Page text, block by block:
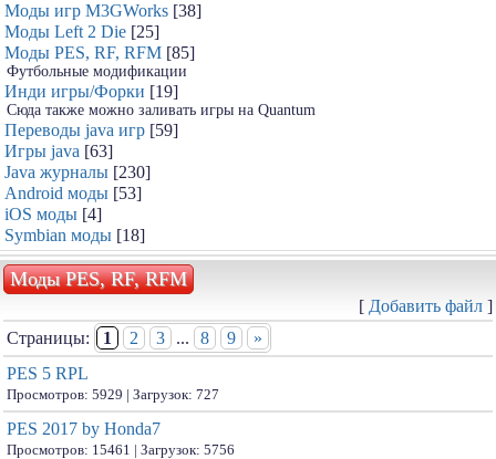
Моды игр M3GWorks [38]
Моды Left 2 Die [25]
Моды PES, RF, RFM [85]
Футбольные модификации
Инди игры/Форки [19]
Сюда также можно заливать игры на Quantum
Переводы java игр [59]
Игры java [63]
Java журналы [230]
Android моды [53]
iOS моды [4]
Symbian моды [18]
Моды PES, RF, RFM
[ Добавить файл ]
Страницы:
1 2 3 ... 8 9
»
PES 5 RPL
Просмотров: 5929 | Загрузок: 727
PES 2017 by Honda7
Просмотров: 15461 | Загрузок: 5756